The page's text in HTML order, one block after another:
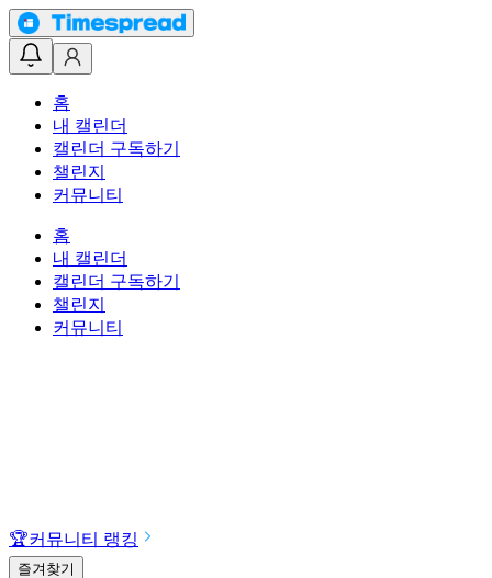
홈
내 캘린더
캘린더 구독하기
챌린지
커뮤니티
홈
내 캘린더
캘린더 구독하기
챌린지
커뮤니티
🏆커뮤니티 랭킹
즐겨찾기